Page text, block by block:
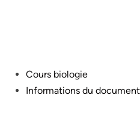
PostedCours biologie
Informations du document